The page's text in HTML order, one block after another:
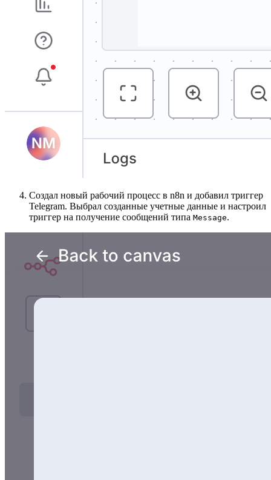
Создал новый рабочий процесс в n8n и добавил триггер
Telegram. Выбрал созданные учетные данные и настроил
триггер на получение сообщений типа Message.